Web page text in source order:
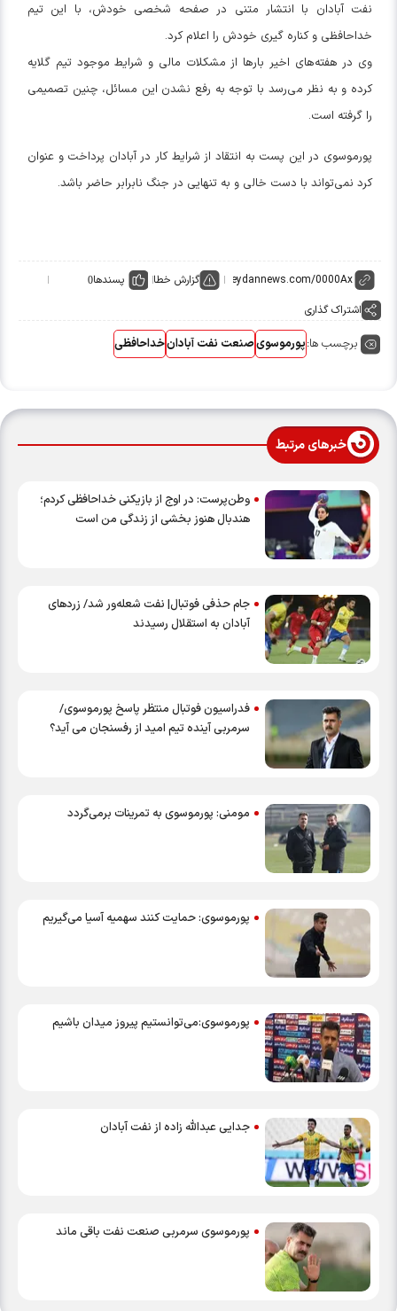
نفت آبادان با انتشار متنی در صفحه شخصی خودش، با این تیم
خداحافظی و کناره گیری خودش را اعلام کرد.
وی در هفته‌های اخیر بارها از مشکلات مالی و شرایط موجود تیم گلایه
کرده و به نظر می‌رسد با توجه به رفع نشدن این مسائل، چنین تصمیمی
را گرفته است.
پورموسوی در این پست به انتقاد از شرایط کار در آبادان پرداخت و عنوان
کرد نمی‌تواند با دست خالی و به تنهایی در جنگ نابرابر حاضر باشد.
گزارش خطا پسندها0
اشتراک گذاری
برچسب ها:پورموسویصنعت نفت آبادانخداحافظی
خبرهای مرتبط
وطن‌پرست: در اوج از بازیکنی خداحافظی کردم؛
هندبال هنوز بخشی از زندگی من است
جام حذفی فوتبال| نفت‌ شعله‌ور شد/ زردهای
آبادان به استقلال رسیدند
فدراسیون فوتبال منتظر پاسخ پورموسوی/
سرمربی آینده تیم امید از رفسنجان می آید؟
مومنی: پورموسوی به تمرینات برمی‌گردد
پورموسوی: حمایت کنند سهمیه آسیا می‌گیریم
پورموسوی:می‌توانستیم پیروز میدان باشیم
جدایی عبدالله زاده از نفت آبادان
پورموسوی سرمربی صنعت نفت باقی ماند